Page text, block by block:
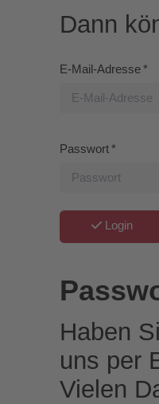
Dann
Login
Haben
uns per
Vielen